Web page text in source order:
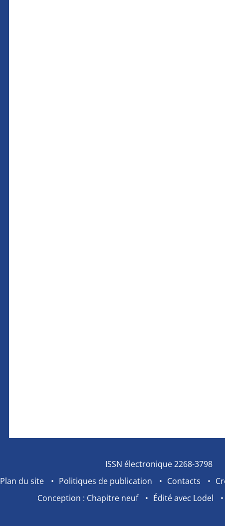
ISSN électronique 2268-3798
Plan du site
Politiques de publication Contacts
Conception : Chapitre neuf
Édité avec Lodel